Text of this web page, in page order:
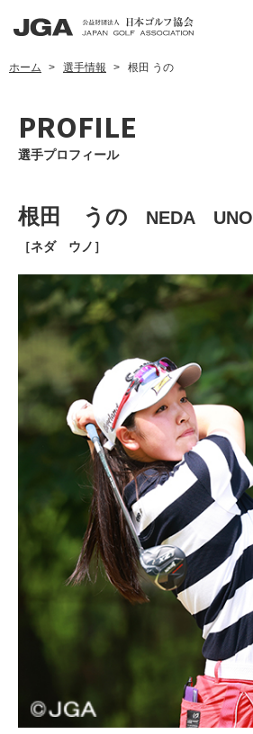
ホーム 選手情報 根田 うの
PROFILE
選手プロフィール
根田 うの NEDA UNO
［ネダ ウノ］